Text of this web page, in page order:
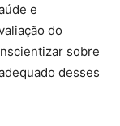
e
do
sobre
desses